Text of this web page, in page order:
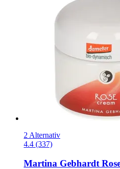
2 Alternativ
4.4 (337)
Martina Gebhardt